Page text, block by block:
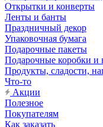
Открытки и конверты
Ленты и банты
Праздничный декор
Упаковочная бумага
Подарочные пакеты
Подарочные коробки и
Продукты, сладости,
Что-то
Акции
Полезное
Покупателям
Как заказать